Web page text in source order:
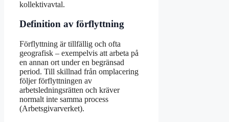
kollektivavtal.
Definition av förflyttning
Förflyttning är tillfällig och ofta
geografisk – exempelvis att arbeta på
en annan ort under en begränsad
period. Till skillnad från omplacering
följer förflyttningen av
arbetsledningsrätten och kräver
normalt inte samma process
(Arbetsgivarverket).